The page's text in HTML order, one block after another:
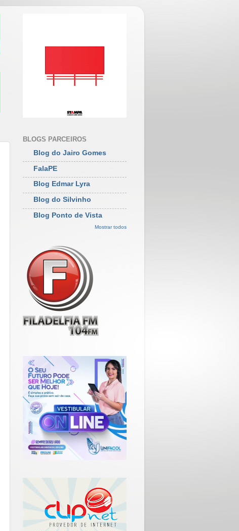
BLOGS PARCEIROS
Blog do Jairo Gomes
FalaPE
Blog Edmar Lyra
Blog do Silvinho
Blog Ponto de Vista
Mostrar todos